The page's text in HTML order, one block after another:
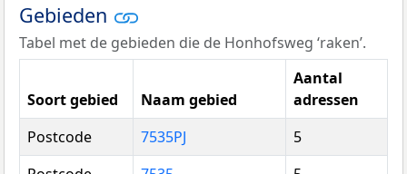
Gebieden
Tabel met de gebieden die de Honhofsweg ‘raken’.
Soort gebied Naam gebied
Aantal
adressen
Postcode
7535PJ
5